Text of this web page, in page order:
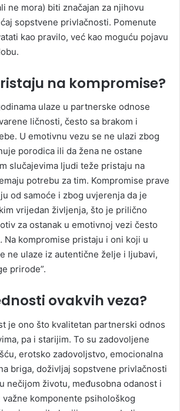
ne mora) biti značajan za njihovu
sopstvene privlačnosti. Pomenute
kao pravilo, već kao moguću pojavu
na kompromise?
ulaze u partnerske odnose
ličnosti, često sa brakom i
U emotivnu vezu se ne ulazi zbog
porodica ili da žena ne ostane
slučajevima ljudi teže pristaju na
potrebu za tim. Kompromise prave
od samoće i zbog uvjerenja da je
vrijedan življenja, što je prilično
za ostanak u emotivnoj vezi često
Na kompromise pristaju i oni koji u
ne ulaze iz autentične želje i ljubavi,
prirode”.
ovakvih veza?
je ono što kvalitetan partnerski odnos
pa i starijim. To su zadovoljene
erotsko zadovoljstvo, emocionalna
briga, doživljaj sopstvene privlačnosti
nečijom životu, međusobna odanost i
komponente psihološkog